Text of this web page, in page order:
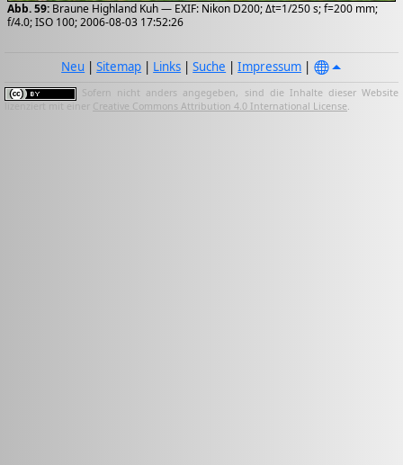
Abb. 59: Braune Highland Kuh — EXIF: Nikon D200; Δt=1/250 s; f=200 mm;
f/4.0; ISO 100; 2006-08-03 17:52:26
Neu |Sitemap | Links |Suche |Impressum |
Sofern nicht anders angegeben, sind die Inhalte dieser Website
lizenziert mit einer Creative Commons Attribution 4.0 International License.